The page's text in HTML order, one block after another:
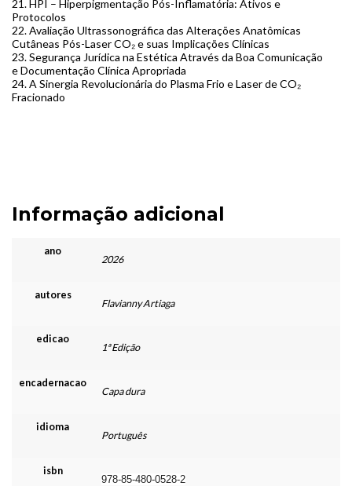
21. HPI – Hiperpigmentação Pós-Inflamatória: Ativos e
Protocolos
22. Avaliação Ultrassonográfica das Alterações Anatômicas
Cutâneas Pós-Laser CO₂ e suas Implicações Clínicas
23. Segurança Jurídica na Estética Através da Boa Comunicação
e Documentação Clínica Apropriada
24. A Sinergia Revolucionária do Plasma Frio e Laser de CO₂
Fracionado
Informação adicional
ano
2026
autores
Flavianny Artiaga
edicao
1ª Edição
encadernacao
Capa dura
idioma
Português
isbn
978-85-480-0528-2